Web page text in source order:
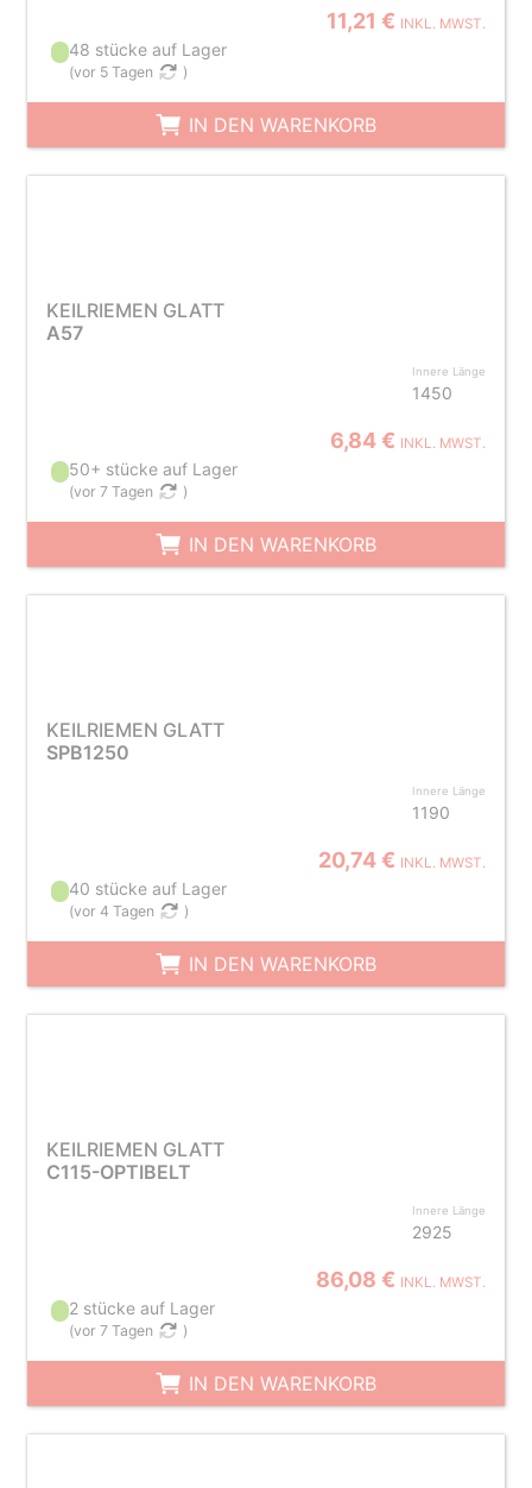
11,21 € INKL. MWST.
48 stücke auf Lager
(vor 5 Tagen )
IN DEN WARENKORB
KEILRIEMEN GLATT
A57
Innere Länge
1450
6,84 € INKL. MWST.
50+ stücke auf Lager
(vor 7 Tagen )
IN DEN WARENKORB
KEILRIEMEN GLATT
SPB1250
Innere Länge
1190
20,74 € INKL. MWST.
40 stücke auf Lager
(vor 4 Tagen )
IN DEN WARENKORB
KEILRIEMEN GLATT
C115-OPTIBELT
Innere Länge
2925
86,08 € INKL. MWST.
2 stücke auf Lager
(vor 7 Tagen )
IN DEN WARENKORB